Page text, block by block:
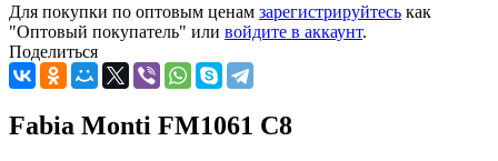
Для покупки по оптовым ценам зарегистрируйтесь как
"Оптовый покупатель" или войдите в аккаунт.
Поделиться
Fabia Monti FM1061 C8